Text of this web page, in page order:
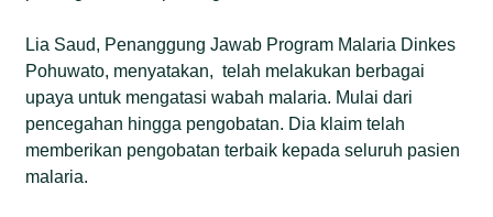
Lia Saud, Penanggung Jawab Program Malaria Dinkes
Pohuwato, menyatakan, telah melakukan berbagai
upaya untuk mengatasi wabah malaria. Mulai dari
pencegahan hingga pengobatan. Dia klaim telah
memberikan pengobatan terbaik kepada seluruh pasien
malaria.